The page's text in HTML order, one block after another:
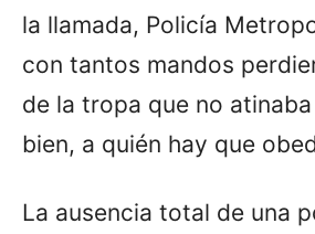
la llamada, Policía
con tantos mandos
de la tropa que no
bien, a quién hay que
La ausencia total de una